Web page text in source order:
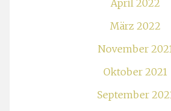
April 2022
März 2022
November
Oktober 2021
September